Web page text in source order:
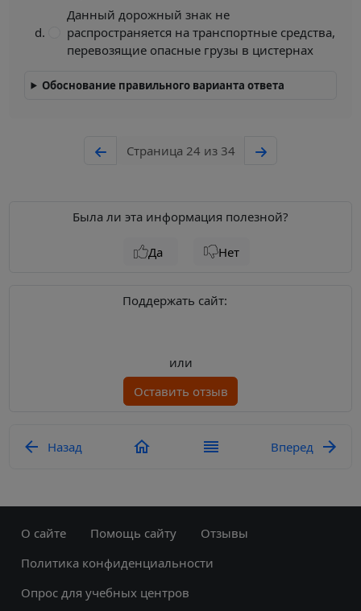
Данный дорожный знак не
распространяется на транспортные средства,
перевозящие опасные грузы в цистернах
Обоснование правильного варианта ответа
Страница 24 из 34
Была ли эта информация полезной?
Да Нет
Поддержать сайт:
или
Оставить отзыв
Назад Вперед
О сайте Помощь сайту
Отзывы
Политика конфиденциальности
Опрос для учебных центров